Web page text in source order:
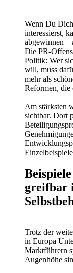
Wenn Du
interessierst,
abgewinnen –
Die PR-
Politik: Wer
will, muss
mehr als
Reformen, die
Am stärksten
sichtbar. Dort
greifbar
Trotz der
in Europa
Marktführern
Augenhöhe